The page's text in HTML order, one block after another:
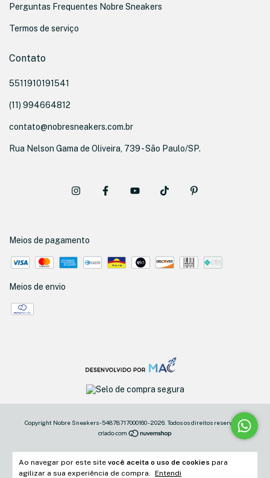
Ao navegar por este site você aceita o uso de cookies para
agilizar a sua experiência de compra. Entendi
Perguntas Frequentes Nobre Sneakers
Termos de serviço
Contato
5511910191541
(11) 994664812
contato@nobresneakers.com.br
Rua Nelson Gama de Oliveira, 739 - São Paulo/SP.
Meios de pagamento
Meios de envio
Copyright Nobre Sneakers - 54878717000160 - 2026. Todos os direitos reservados.